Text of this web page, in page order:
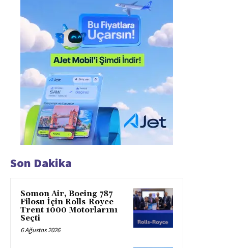
Son Dakika
Somon Air, Boeing 787
Filosu İçin Rolls-Royce
Trent 1000 Motorlarını
Seçti
6 Ağustos 2026